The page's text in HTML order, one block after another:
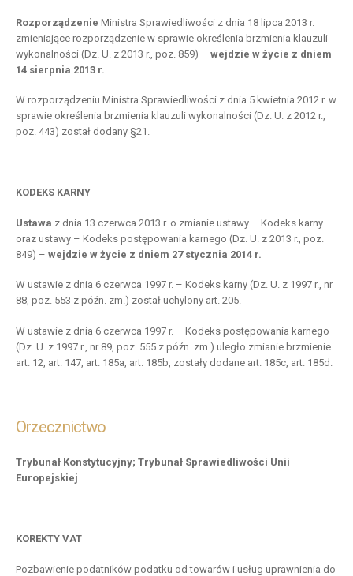
Rozporządzenie Ministra Sprawiedliwości z dnia 18 lipca 2013 r.
zmieniające rozporządzenie w sprawie określenia brzmienia klauzuli
wykonalności (Dz. U. z 2013 r., poz. 859) – wejdzie w życie z dniem
14 sierpnia 2013 r.
W rozporządzeniu Ministra Sprawiedliwości z dnia 5 kwietnia 2012 r. w
sprawie określenia brzmienia klauzuli wykonalności (Dz. U. z 2012 r.,
poz. 443) został dodany §21.
KODEKS KARNY
Ustawa z dnia 13 czerwca 2013 r. o zmianie ustawy – Kodeks karny
oraz ustawy – Kodeks postępowania karnego (Dz. U. z 2013 r., poz.
849) – wejdzie w życie z dniem 27 stycznia 2014 r.
W ustawie z dnia 6 czerwca 1997 r. – Kodeks karny (Dz. U. z 1997 r., nr
88, poz. 553 z późn. zm.) został uchylony art. 205.
W ustawie z dnia 6 czerwca 1997 r. – Kodeks postępowania karnego
(Dz. U. z 1997 r., nr 89, poz. 555 z późn. zm.) uległo zmianie brzmienie
art. 12, art. 147, art. 185a, art. 185b, zostały dodane art. 185c, art. 185d.
Orzecznictwo
Trybunał Konstytucyjny; Trybunał Sprawiedliwości Unii
Europejskiej
KOREKTY VAT
Pozbawienie podatników podatku od towarów i usług uprawnienia do